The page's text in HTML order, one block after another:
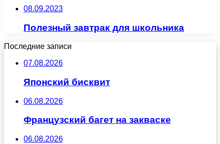
08.09.2023
Полезный завтрак для школьника
Последние записи
07.08.2026
Японский бисквит
06.08.2026
Французский багет на закваске
06.08.2026